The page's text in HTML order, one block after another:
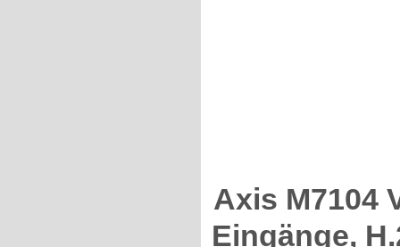
Axis M7104
Eingänge,